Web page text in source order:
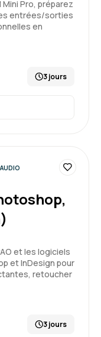
Pro, préparez
entrées/sorties
en
3 jours
et les logiciels
et InDesign pour
retoucher
3 jours